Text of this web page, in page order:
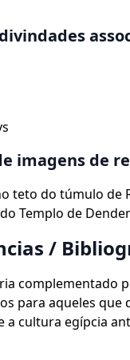
imagens de
teto do túmulo de
Templo de
/
complementado
para aqueles que
a cultura egípcia